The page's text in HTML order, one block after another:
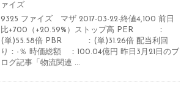
ァイズ
9325 ファイズ マザ 2017-03-22-終値4,100 前日
比+700（+20.59%）ストップ高 PER ：
(単)55.58倍 PBR ：(単)31.26倍 配当利回
り：-％ 時価総額 ：100.04億円 昨日3月21日のブ
ログ記事「物流関連 ...